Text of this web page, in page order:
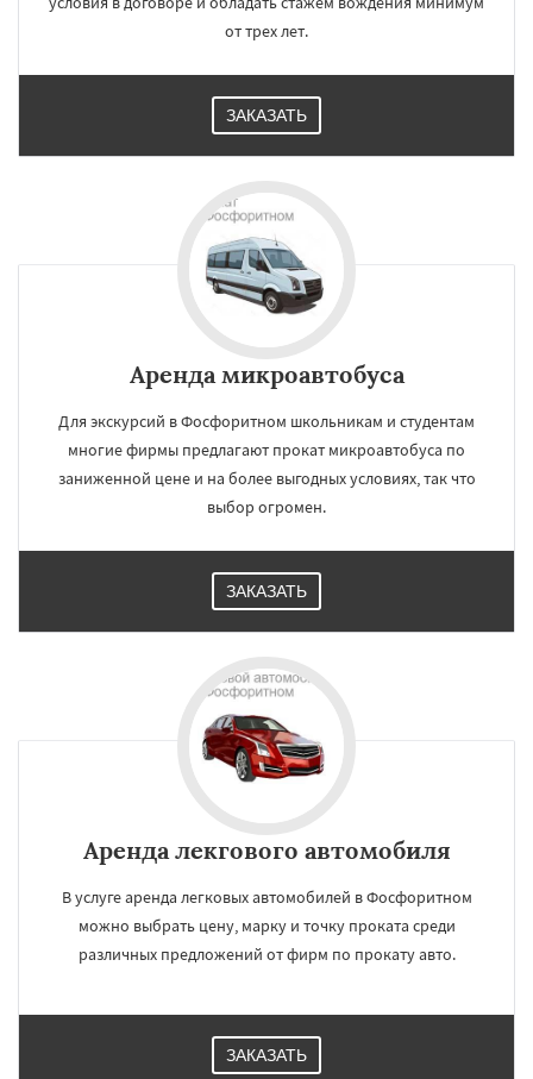
от трех лет.
ЗАКАЗАТЬ
Аренда микроавтобуса
Для экскурсий в Фосфоритном школьникам и студентам
многие фирмы предлагают прокат микроавтобуса по
заниженной цене и на более выгодных условиях, так что
выбор огромен.
ЗАКАЗАТЬ
Аренда лекгового автомобиля
В услуге аренда легковых автомобилей в Фосфоритном
можно выбрать цену, марку и точку проката среди
различных предложений от фирм по прокату авто.
ЗАКАЗАТЬ